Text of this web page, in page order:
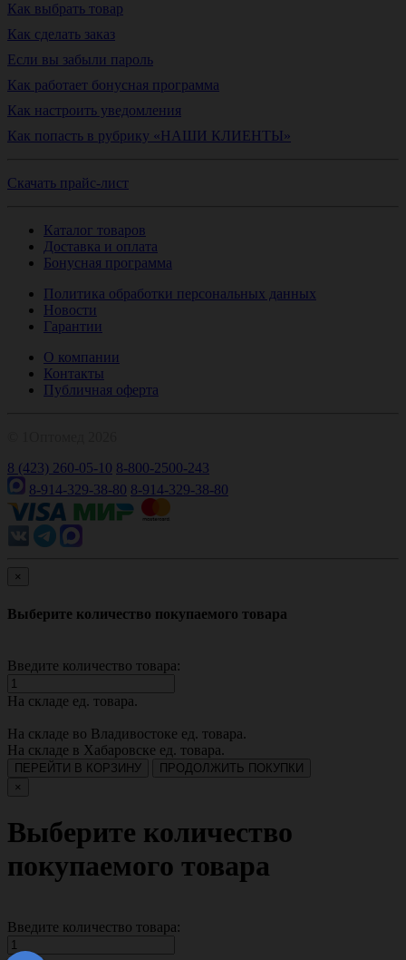
Как выбрать товар
Как сделать заказ
Если вы забыли пароль
Как работает бонусная программа
Как настроить уведомления
Как попасть в рубрику «НАШИ КЛИЕНТЫ»
Скачать прайс-лист
Каталог товаров
Доставка и оплата
Бонусная программа
Политика обработки персональных данных
Новости
Гарантии
О компании
Контакты
Публичная оферта
8 (423) 260-05-10 8-800-2500-243
8-914-329-38-80 8-914-329-38-80
×
Выберите количество покупаемого товара
Введите количество товара:
На складе ед. товара.
На складе во Владивостоке ед. товара.
На складе в Хабаровске ед. товара.
ПЕРЕЙТИ В КОРЗИНУ
ПРОДОЛЖИТЬ ПОКУПКИ
×
Выберите количество
покупаемого товара
Введите количество товара: